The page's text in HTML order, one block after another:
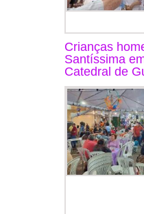
Crianças
Santíssima
Catedral de